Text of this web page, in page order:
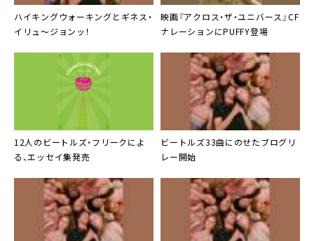
ハイキングウォーキングと ギネス ・
イリュ～ジョンッ！
映画『アクロス・ザ・ユニバース』CF
ナレーションにPUFFY登場
12人の ビートルズ・フリークによ
る、エッセイ集発売
ビートルズ33曲にのせたブログリ
レー開始